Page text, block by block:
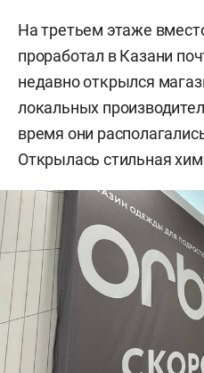
На третьем этаже
проработал в Казани
недавно открылся
локальных
время они
Открылась стильная